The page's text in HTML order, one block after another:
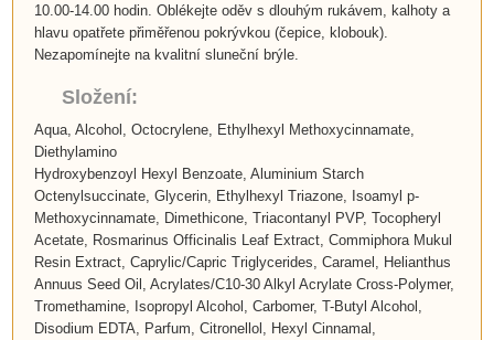
10.00-14.00 hodin. Oblékejte oděv s dlouhým rukávem, kalhoty a
hlavu opatřete přiměřenou pokrývkou (čepice, klobouk).
Nezapomínejte na kvalitní sluneční brýle.
Složení:
Aqua, Alcohol, Octocrylene, Ethylhexyl Methoxycinnamate,
Diethylamino
Hydroxybenzoyl Hexyl Benzoate, Aluminium Starch
Octenylsuccinate, Glycerin, Ethylhexyl Triazone, Isoamyl p-
Methoxycinnamate, Dimethicone, Triacontanyl PVP, Tocopheryl
Acetate, Rosmarinus Officinalis Leaf Extract, Commiphora Mukul
Resin Extract, Caprylic/Capric Triglycerides, Caramel, Helianthus
Annuus Seed Oil, Acrylates/C10-30 Alkyl Acrylate Cross-Polymer,
Tromethamine, Isopropyl Alcohol, Carbomer, T-Butyl Alcohol,
Disodium EDTA, Parfum, Citronellol, Hexyl Cinnamal,